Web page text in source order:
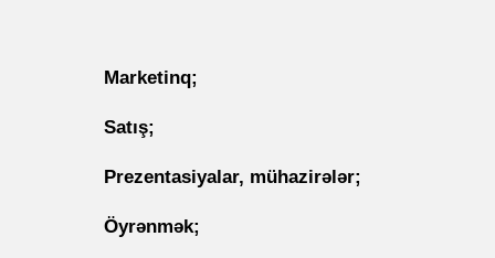
Marketinq;
Satış;
Prezentasiyalar, mühazirələr;
Öyrənmək;